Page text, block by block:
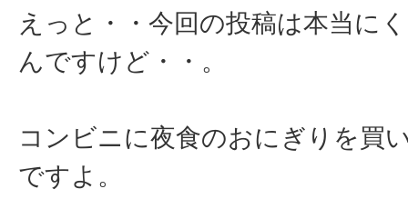
えっと・・今回の投稿は本当に
んですけど・・。
コンビニに夜食のおにぎりを買
ですよ。